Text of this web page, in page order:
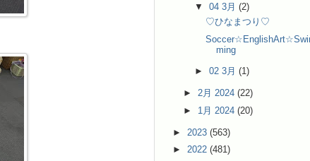
▼ 04 3月 (2)
♡ひなまつり♡
ming
► 02 3月 (1)
►2月 2024(22)
► 1月 2024(20)
► 2023 (563)
► 2022 (481)